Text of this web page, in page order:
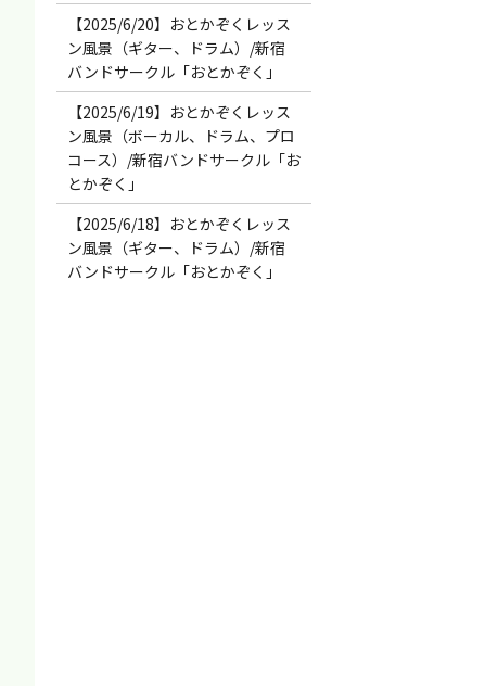
【2025/6/20】おとかぞくレッス
ン風景（ギター、ドラム）/新宿
バンドサークル「おとかぞく」
【2025/6/19】おとかぞくレッス
ン風景（ボーカル、ドラム、プロ
コース）/新宿バンドサークル「お
とかぞく」
【2025/6/18】おとかぞくレッス
ン風景（ギター、ドラム）/新宿
バンドサークル「おとかぞく」